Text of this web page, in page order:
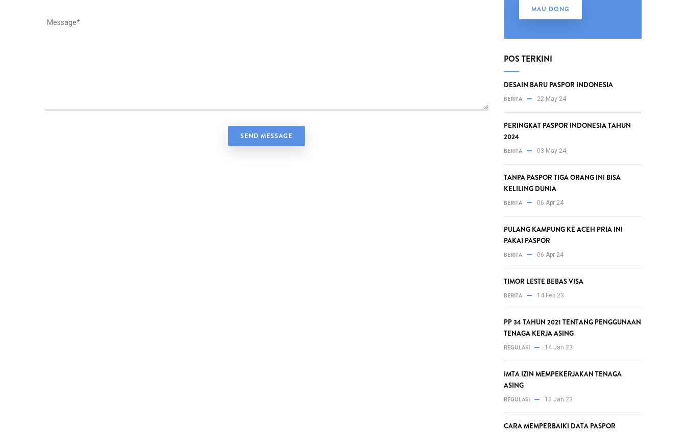
MAU DONG
POS TERKINI
DESAIN BARU PASPOR INDONESIA
BERITA 22 May 24
PERINGKAT PASPOR INDONESIA TAHUN
2024
BERITA 03 May 24
TANPA PASPOR TIGA ORANG INI BISA
KELILING DUNIA
BERITA 06 Apr 24
PULANG KAMPUNG KE ACEH PRIA INI
PAKAI PASPOR
BERITA 06 Apr 24
TIMOR LESTE BEBAS VISA
BERITA 14 Feb 23
PP 34 TAHUN 2021 TENTANG PENGGUNAAN
TENAGA KERJA ASING
REGULASI 14 Jan 23
IMTA IZIN MEMPEKERJAKAN TENAGA
ASING
REGULASI 13 Jan 23
CARA MEMPERBAIKI DATA PASPOR